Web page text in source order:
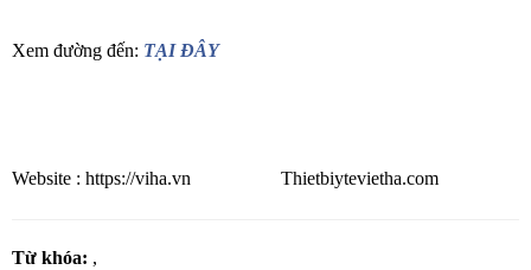
Xem đường đến: TẠI ĐÂY
Website : https://viha.vn Thietbiytevietha.com
Từ khóa: ,